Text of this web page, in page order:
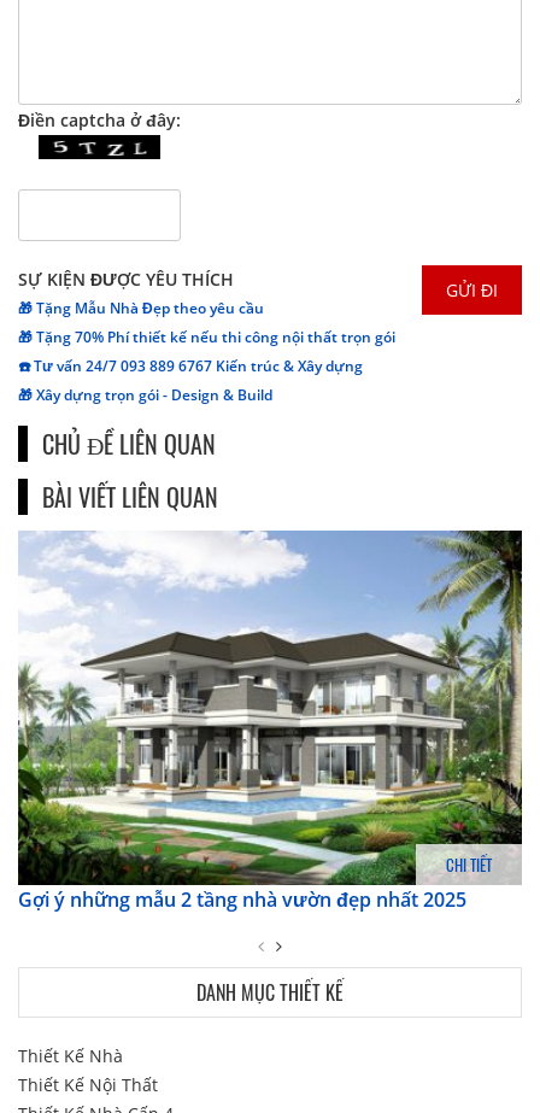
Điền captcha ở đây:
SỰ KIỆN ĐƯỢC YÊU THÍCH
🎁 Tặng Mẫu Nhà Đẹp theo yêu cầu
🎁 Tặng 70% Phí thiết kế nếu thi công nội thất trọn gói
☎️ Tư vấn 24/7 093 889 6767 Kiến trúc & Xây dựng
🎁 Xây dựng trọn gói - Design & Build
CHỦ ĐỀ LIÊN QUAN
BÀI VIẾT LIÊN QUAN
CHI TIẾT
Gợi ý những mẫu 2 tầng nhà vườn đẹp nhất 2025
DANH MỤC THIẾT KẾ
Thiết Kế Nhà
Thiết Kế Nội Thất